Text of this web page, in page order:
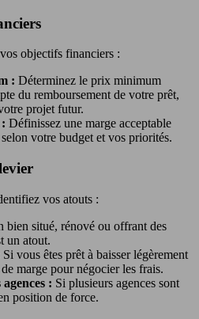
objectifs financiers :
: Déterminez le prix minimum
du remboursement de votre prêt,
projet futur.
Définissez une marge acceptable
votre budget et vos priorités.
vos atouts :
bien situé, rénové ou offrant des
un atout.
Si vous êtes prêt à baisser légèrement
marge pour négocier les frais.
: Si plusieurs agences sont
position de force.